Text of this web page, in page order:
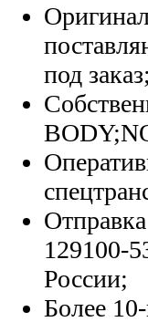
под заказ;
129100-
России;
Более